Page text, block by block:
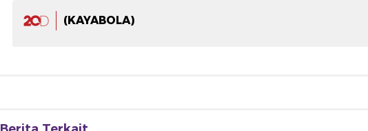
(KAYABOLA)